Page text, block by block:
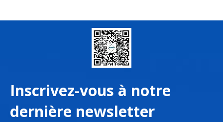
Inscrivez-vous à notre
dernière newsletter